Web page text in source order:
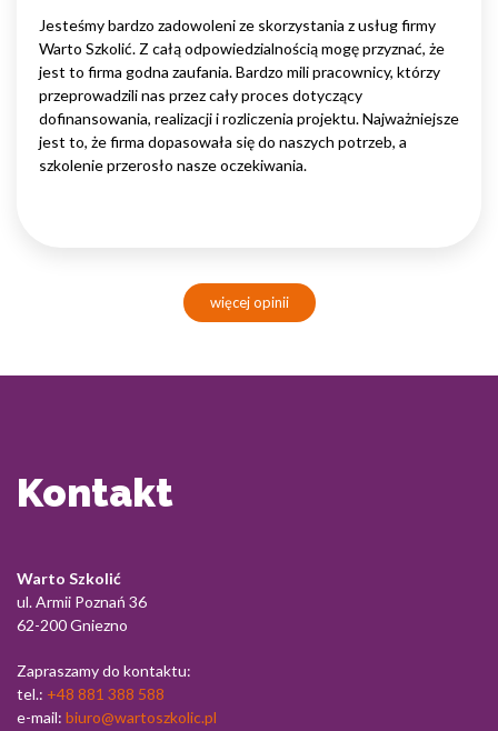
Jesteśmy bardzo zadowoleni ze skorzystania z usług firmy
Warto Szkolić. Z całą odpowiedzialnością mogę przyznać, że
jest to firma godna zaufania. Bardzo mili pracownicy, którzy
przeprowadzili nas przez cały proces dotyczący
dofinansowania, realizacji i rozliczenia projektu. Najważniejsze
jest to, że firma dopasowała się do naszych potrzeb, a
szkolenie przerosło nasze oczekiwania.
więcej opinii
Kontakt
Warto Szkolić
ul. Armii Poznań 36
62-200 Gniezno
Zapraszamy do kontaktu:
tel.: +48 881 388 588
e-mail: biuro@wartoszkolic.pl